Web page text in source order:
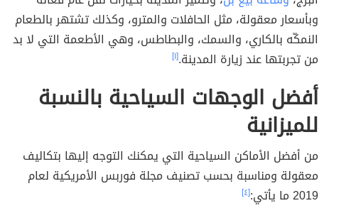
وبأسعار معقولة، مثل الحافلات والمترو، وكذلك تشتهر بالطعام
النمكّه بالكاري، والسمك، والبطاطس، وهي الأطعمة التي لا بد
من تجربتها عند زيارة المدينة.[١]
أفضل الوجهات السياحية بالنسبة
للميزانية
من أفضل الأماكن السياحية التي يمكنك التوجه إليها بتكاليف
معقولة ومناسبة بحسب تصنيف مجلة فوربس الأمريكية لعام
2019 ما يأتي:
[٤]